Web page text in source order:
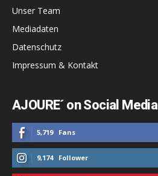
Unser Team
Mediadaten
Datenschutz
Impressum & Kontakt
AJOURE´ on Social Media
5,719 Fans
9,174 Follower